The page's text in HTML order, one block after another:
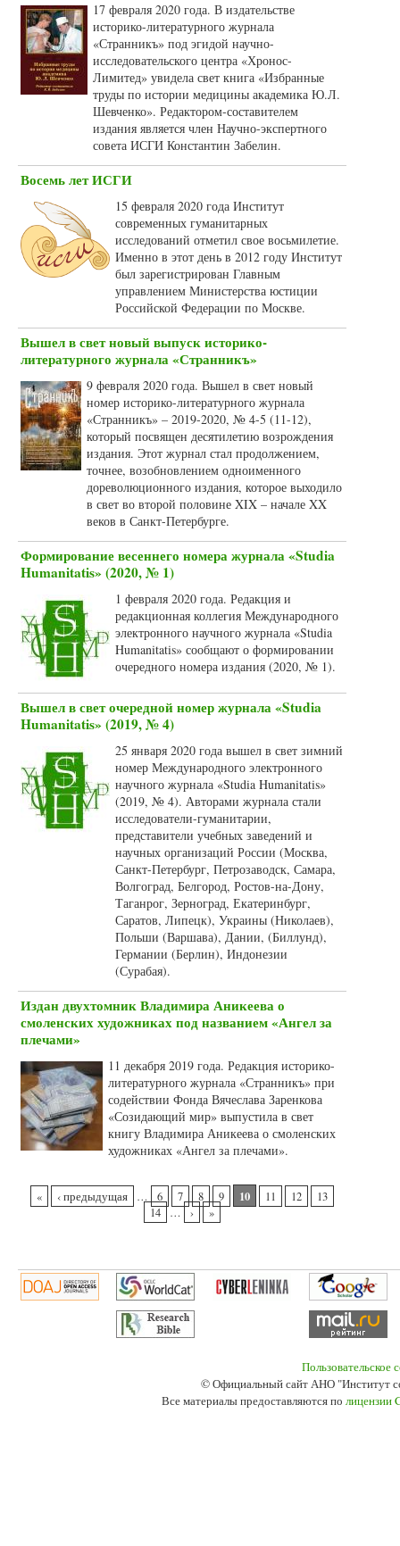
17 февраля 2020 года. В издательстве
историко-литературного журнала
«Странникъ» под эгидой научно-
исследовательского центра «Хронос-
Лимитед» увидела свет книга «Избранные
труды по истории медицины академика Ю.Л.
Шевченко». Редактором-составителем
издания является член Научно-экспертного
совета ИСГИ Константин Забелин.
Восемь лет ИСГИ
15 февраля 2020 года Институт
современных гуманитарных
исследований отметил свое восьмилетие.
Именно в этот день в 2012 году Институт
был зарегистрирован Главным
управлением Министерства юстиции
Российской Федерации по Москве.
Вышел в свет новый выпуск историко-
литературного журнала «Странникъ»
9 февраля 2020 года. Вышел в свет новый
номер историко-литературного журнала
«Странникъ» – 2019-2020, № 4-5 (11-12),
который посвящен десятилетию возрождения
издания. Этот журнал стал продолжением,
точнее, возобновлением одноименного
дореволюционного издания, которое выходило
в свет во второй половине XIX – начале XX
веков в Санкт-Петербурге.
Формирование весеннего номера журнала «Studia
Humanitatis» (2020, № 1)
1 февраля 2020 года. Редакция и
редакционная коллегия Международного
электронного научного журнала «Studia
Humanitatis» сообщают о формировании
очередного номера издания (2020, № 1).
Вышел в свет очередной номер журнала «Studia
Humanitatis» (2019, № 4)
25 января 2020 года вышел в свет зимний
номер Международного электронного
научного журнала «Studia Humanitatis»
(2019, № 4). Авторами журнала стали
исследователи-гуманитарии,
представители учебных заведений и
научных организаций России (Москва,
Санкт-Петербург, Петрозаводск, Самара,
Волгоград, Белгород, Ростов-на-Дону,
Таганрог, Зерноград, Екатеринбург,
Саратов, Липецк), Украины (Николаев),
Польши (Варшава), Дании, (Биллунд),
Германии (Берлин), Индонезии
(Сурабая).
Издан двухтомник Владимира Аникеева о
смоленских художниках под названием «Ангел за
плечами»
11 декабря 2019 года. Редакция историко-
литературного журнала «Странникъ» при
содействии Фонда Вячеслава Заренкова
«Созидающий мир» выпустила в свет
книгу Владимира Аникеева о смоленских
художниках «Ангел за плечами».
Страницы
« ‹ предыдущая … 6 7 8 9 10 11 12
13
14
… › »
Пользовательское
© Официальный сайт АНО "Институт
Все материалы предоставляются по лицензии